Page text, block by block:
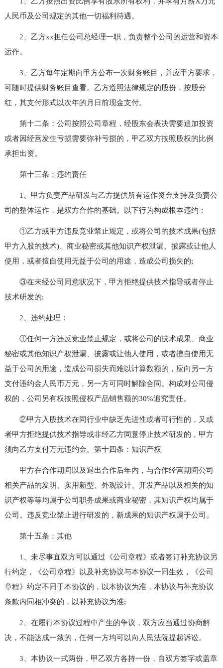
人民币及公司规定的其他一切福利待遇。
2、乙方xx担任公司总经理一职，负责整个公司的运营和资本
运作。
3、乙方每年定期向甲方公布一次财务账目，并应甲方要求，
可随时提供财务账目查看。乙方遵照法律规定的股份，按股分
红，其支付形式以次年的月日前现金支付。
第十二条：公司按照公司章程，经股东会表决需要追加投资
或者因经营发生亏损需要弥补亏损的，甲乙双方按照股权的比例
承担出资。
第十三条：违约责任
1、甲方负责产品研发与乙方提供所有运作资金支持及负责公
司的整体运作，是双方合作的基础。以下行为构成根本违约：
①乙方或甲方违反竞业禁止规定，或将公司的技术成果(包括
甲方入股的技术)、商业秘密或其他知识产权泄漏、披露或让他人
使用，或者擅自使用无益于公司的用途，造成公司损失的;
③在未经公司同意状况下，甲方拒绝提供技术指导或者停止
技术研发的;
2、违约处理：
①任何一方违反竞业禁止规定，或将公司的技术成果、商业
秘密或其他知识产权泄漏、披露或让他人使用，或者擅自使用无
益于公司的用途，造成公司损失而难以计算数额的，应向另一方
支付违约金人民币万元，另一方可同时解除合同。构成对公司侵
权的，公司另有权按照侵权产品销售额的30%追究责任。
②甲方入股技术在同行业中缺乏先进性或者可行性的，又或
者甲方拒绝提供技术指导或非经乙方同意停止技术研发的，甲方
须向乙方支付万元违约金。第十四条：知识产权
甲方在合作期间以及退出合作后年内，与合作经营期间公司
相关产品的发明、实用新型、外观设计、开发产品以及相关的知
识产权等等均属于公司职务成果或商业秘密，其知识产权均属于
公司。违反竞业禁止进行研发的，新成果的知识产权属于公司。
第十五条：其他
1、未尽事宜双方可以通过《公司章程》或者签订补充协议另
行约定，《公司章程》以及补充协议与本协议一同生效，《公司
章程》约定不同于本协议的，以本协议为准，本协议与补充协议
条款内同相冲突的，以补充协议为准;
2、在履行本协议过程中产生的争议，双方应当通过协商解
决，不能达成一致的，任何一方均可以向人民法院提起诉讼。
3、本协议一式两份，甲乙双方各持一份，自双方签字或盖章